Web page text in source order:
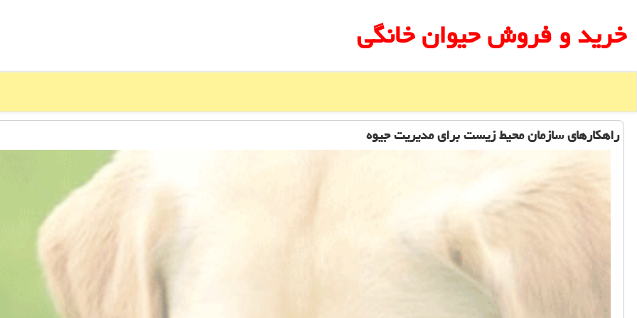
خرید و فروش حیوان خانگی
راهكارهای سازمان محیط زیست برای مدیریت جیوه